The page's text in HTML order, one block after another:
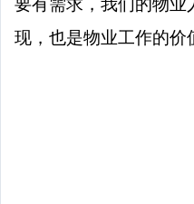
要有需求，我们的物业
现，也是物业工作的价